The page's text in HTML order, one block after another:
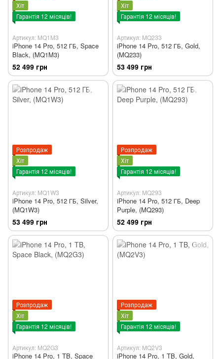
Хіт
Гарантія 12 місяців!
Артикул: MQ1M3
iPhone 14 Pro, 512 ГБ, Space
Black, (MQ1M3)
52 499 грн
Хіт
Гарантія 12 місяців!
Артикул: MQ233
iPhone 14 Pro, 512 ГБ, Gold,
(MQ233)
53 499 грн
Розпродаж
Хіт
Гарантія 12 місяців!
Артикул: MQ1W3
iPhone 14 Pro, 512 ГБ, Silver,
(MQ1W3)
53 499 грн
Розпродаж
Хіт
Гарантія 12 місяців!
Артикул: MQ293
iPhone 14 Pro, 512 ГБ, Deep
Purple, (MQ293)
52 499 грн
Розпродаж
Хіт
Гарантія 12 місяців!
Артикул: MQ2G3
iPhone 14 Pro, 1 TB, Space
Розпродаж
Хіт
Гарантія 12 місяців!
Артикул: MQ2V3
iPhone 14 Pro, 1 TB, Gold,